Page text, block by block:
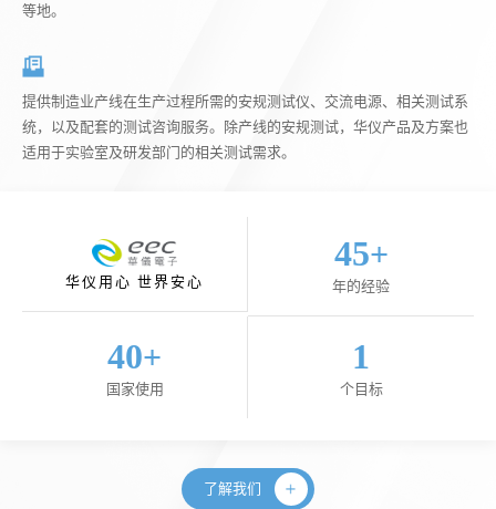
等地。
提供制造业产线在生产过程所需的安规测试仪、交流电源、相关测试系
统，以及配套的测试咨询服务。除产线的安规测试，华仪产品及方案也
适用于实验室及研发部门的相关测试需求。
华仪用心 世界安心
45+
年的经验
40+
国家使用
1
个目标
了解我们